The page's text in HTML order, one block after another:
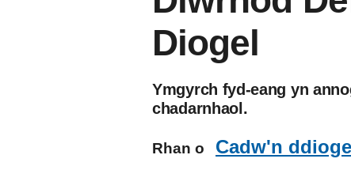
Diogel
Ymgyrch fyd-eang yn
chadarnhaol.
Rhan o Cadw'n